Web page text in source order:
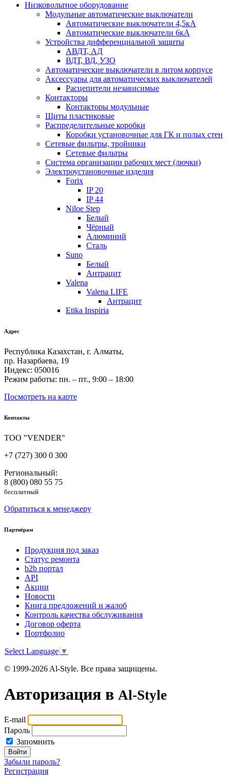
Низковольтное оборудование
Модульные автоматические выключатели
Автоматические выключатели 4,5кА
Автоматические выключатели 6кА
Устройства дифференциальной защиты
АВДТ, АД
ВДТ, ВД, УЗО
Автоматические выключатели в литом корпусе
Аксессуары для автоматических выключателей
Расцепители независимые
Контакторы
Контакторы модульные
Щиты пластиковые
Распределительные коробки
Коробки установочные для ГК и полых стен
Сетевые фильтры, тройники
Сетевые фильтры
Система организации рабочих мест (лючки)
Электроустановочные изделия
Forix
IP 20
IP 44
Niloe Step
Белый
Чёрный
Алюминий
Сталь
Suno
Белый
Антрацит
Valena
Valena LIFE
Антрацит
Etika Inspiria
Адрес
Республика Казахстан, г. Алматы,
пр. Назарбаева, 19
Индекс: 050016
Режим работы: пн. – пт., 9:00 – 18:00
Посмотреть на карте
Контакты
ТОО "VENDER"
+7 (727) 300 0 300
Региональный:
8 (800) 080 55 75
бесплатный
Обратиться к менеджеру
Партнёрам
Продукция под заказ
Статус ремонта
b2b портал
API
Акции
Новости
Книга предложений и жалоб
Контроль качества обслуживания
Договор оферта
Портфолио
Select Language ▼
© 1999-2026 Al-Style. Все права защищены.
Авторизация в Al-Style
E-mail
Пароль
Запомнить
Войти
Забыли пароль?
Регистрация